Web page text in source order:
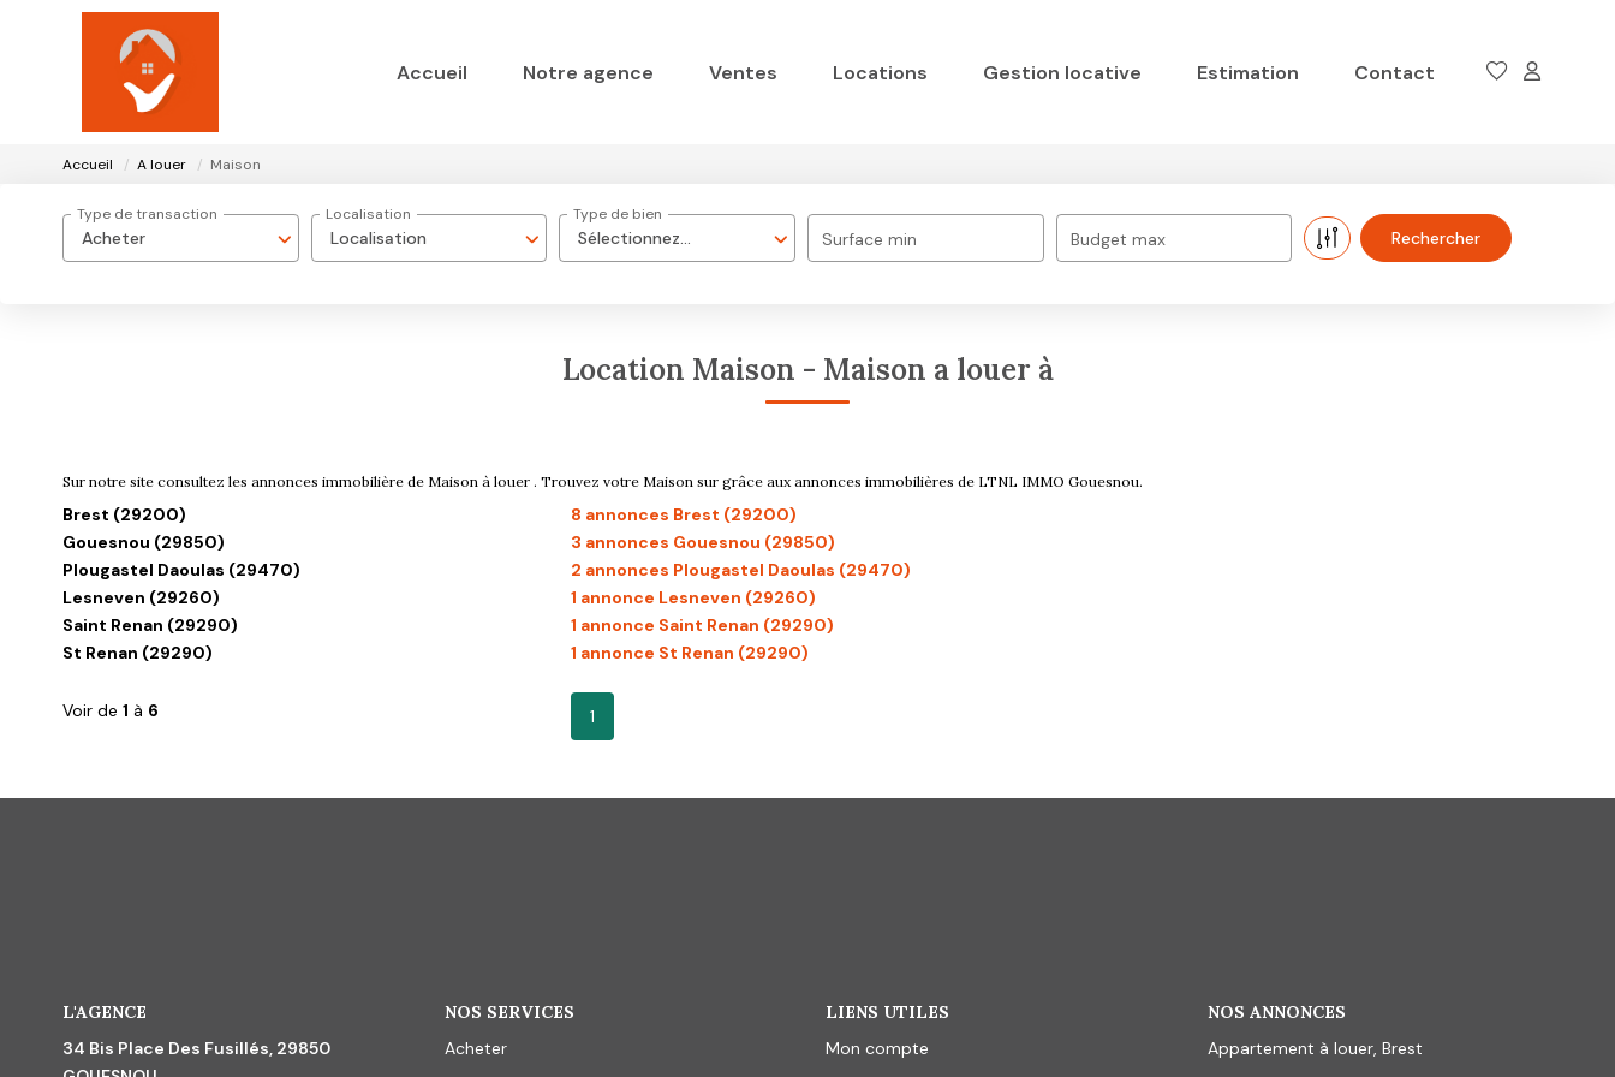
Accueil Notre agence Ventes Locations Gestion locative Estimation Contact
Accueil A louer Maison
Acheter
Type de transaction
Localisation
Localisation
Sélectionnez...
Type de bien
Surface min Budget max
Location Maison - Maison a louer à
Sur notre site consultez les annonces immobilière de Maison à louer . Trouvez votre Maison sur grâce aux annonces immobilières de LTNL IMMO Gouesnou.
Brest (29200)
8 annonces Brest (29200)
Gouesnou (29850)
3 annonces Gouesnou (29850)
Plougastel Daoulas (29470)
2 annonces Plougastel Daoulas (29470)
Lesneven (29260)
1 annonce Lesneven (29260)
Saint Renan (29290)
1 annonce Saint Renan (29290)
St Renan (29290)
1 annonce St Renan (29290)
Voir de 1 à 6 1
L'AGENCE
34 Bis Place Des Fusillés, 29850
NOS SERVICES
Acheter
LIENS UTILES
Mon compte
NOS ANNONCES
Appartement à louer, Brest